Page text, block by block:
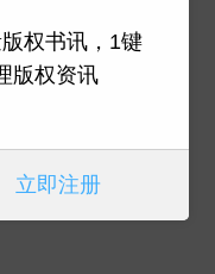
权书讯，1键
版权资讯
立即注册